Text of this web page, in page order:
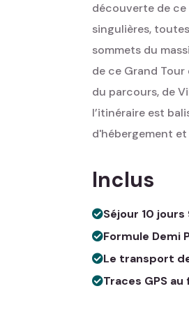
découverte de ce
singulières,
sommets du
de ce Grand
du parcours, de
l’itinéraire est
d'hébergement
Inclus
Séjour 10
Formule Demi
Le transport
Traces GPS